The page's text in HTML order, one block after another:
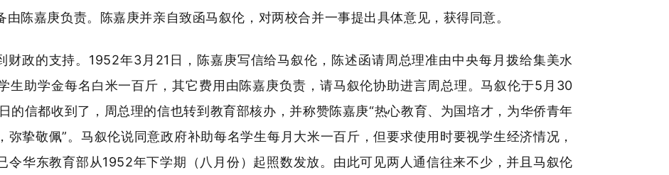
陈嘉庚负责。陈嘉庚并亲自致函马叙伦，对两校合并一事提出具体意见，获得同意。
财政的支持。1952年3月21日，陈嘉庚写信给马叙伦，陈述函请周总理准由中央每月拨给集美水
生助学金每名白米一百斤，其它费用由陈嘉庚负责，请马叙伦协助进言周总理。马叙伦于5月30
的信都收到了，周总理的信也转到教育部核办，并称赞陈嘉庚“热心教育、为国培才，为华侨青年
挚敬佩”。马叙伦说同意政府补助每名学生每月大米一百斤，但要求使用时要视学生经济情况，
令华东教育部从1952年下学期（八月份）起照数发放。由此可见两人通信往来不少，并且马叙伦